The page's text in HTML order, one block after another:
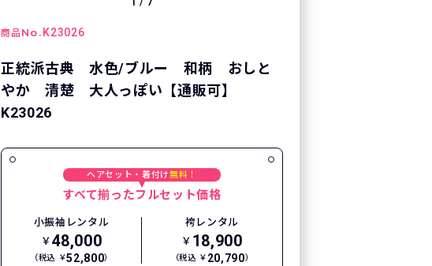
商品No. K23026
正統派古典 水色/ブルー 和柄 おしと
やか 清楚 大人っぽい【通販可】
K23026
ヘアセット・着付け無料！
すべて揃ったフルセット価格
小振袖レンタル
￥ 48,000
（税込 ￥52,800）
袴レンタル
￥ 18,900
（税込 ￥ 20,790）